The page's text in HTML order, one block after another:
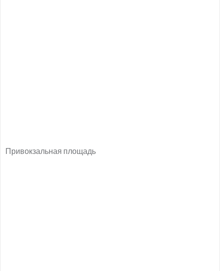
Привокзальная площадь